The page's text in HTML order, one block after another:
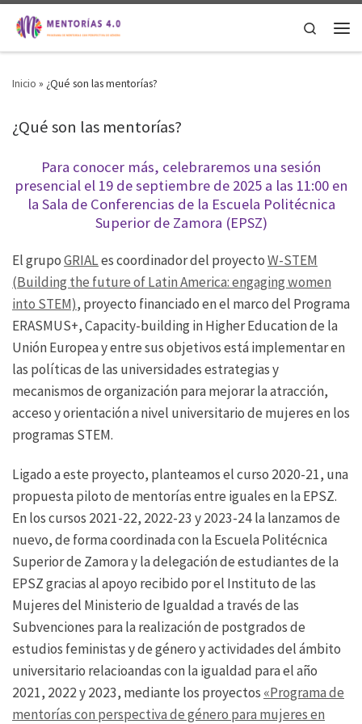
Saltar al contenido
Search
Inicio » ¿Qué son las mentorías?
¿Qué son las mentorías?
Para conocer más, celebraremos una sesión
presencial el 19 de septiembre de 2025 a las 11:00 en
la Sala de Conferencias de la Escuela Politécnica
Superior de Zamora (EPSZ)
El grupoGRIALes coordinador del proyectoW-STEM
(Building the future of Latin America: engaging women
into STEM), proyecto financiado en el marco del Programa
ERASMUS+, Capacity-building in Higher Education de la
Unión Europea y entre sus objetivos está implementar en
las políticas de las universidades estrategias y
mecanismos de organización para mejorar la atracción,
acceso y orientación a nivel universitario de mujeres en los
programas STEM.
Ligado a este proyecto, planteamos el curso 2020-21, una
propuesta piloto de mentorías entre iguales en la EPSZ.
En los cursos 2021-22, 2022-23 y 2023-24 la lanzamos de
nuevo, de forma coordinada con la Escuela Politécnica
Superior de Zamora y la delegación de estudiantes de la
EPSZ gracias al apoyo recibido por el Instituto de las
Mujeres del Ministerio de Igualdad a través de las
Subvenciones para la realización de postgrados de
estudios feministas y de género y actividades del ámbito
universitario relacioandas con la igualdad para el año
2021, 2022 y 2023, mediante los proyectos «Programa de
mentorías con perspectiva de género para mujeres en